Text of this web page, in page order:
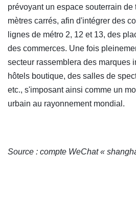
prévoyant un espace souterrain
mètres carrés, afin d'intégrer des
lignes de métro 2, 12 et 13, des
des commerces. Une fois
secteur rassemblera des marques
hôtels boutique, des salles de
etc., s'imposant ainsi comme un
urbain au rayonnement mondial.
Source : compte WeChat «